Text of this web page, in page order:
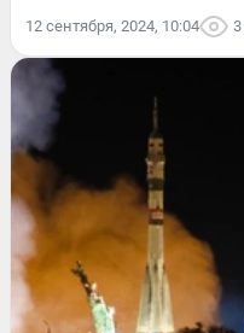
12 сентября, 2024, 10:04